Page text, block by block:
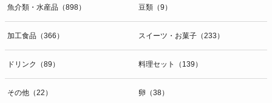
魚介類・水産品（898） 豆類（9）
加工食品（366） スイーツ・お菓子（233）
ドリンク（89） 料理セット（139）
その他（22） 卵（38）